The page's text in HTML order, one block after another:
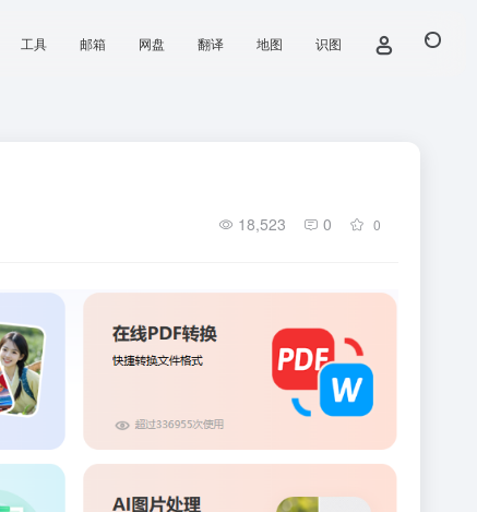
工具 邮箱 网盘 翻译 地图 识图
18,523 0 0